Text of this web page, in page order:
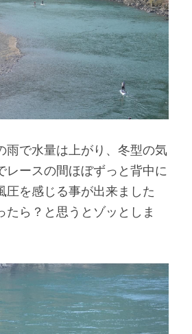
雨で水量は上がり、冬型の気
レースの間ほぼずっと背中に
圧を感じる事が出来ました
たら？と思うとゾッとしま